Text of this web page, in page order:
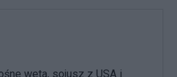
weta, sojusz z USA i